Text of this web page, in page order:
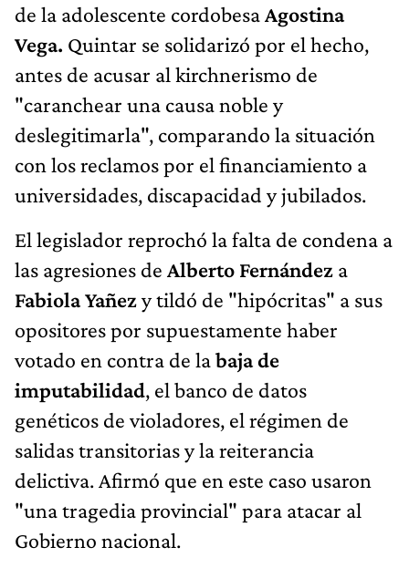
de la adolescente cordobesaAgostina
Vega. Quintar se solidarizó por el hecho,
antes de acusar al kirchnerismo de
"caranchear una causa noble y
deslegitimarla", comparando la situación
con los reclamos por el financiamiento a
universidades, discapacidad y jubilados.
El legislador reprochó la falta de condena a
las agresiones de Alberto Fernández a
Fabiola Yañezy tildó de "hipócritas" a sus
opositores por supuestamente haber
votado en contra de labaja de
imputabilidad, el banco de datos
genéticos de violadores, el régimen de
salidas transitorias y la reiterancia
delictiva. Afirmó que en este caso usaron
"una tragedia provincial" para atacar al
Gobierno nacional.